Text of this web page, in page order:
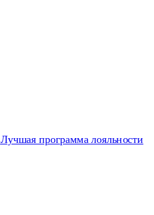
Лучшая программа лояльности